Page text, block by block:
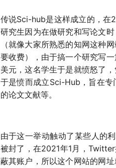
传说Sci-hub是这样成立的，在
研究生因为在做研究和写论文
（就像大家所熟悉的知网这种
要收费），由于搞一个研究写
美元，这名学生于是就愤怒了
于是愤而成立Sci-Hub，旨在
的论文文献等。
由于这一举动触动了某些人的
被封了，在2021年1月，
蔽其账户，所以这个网站的网